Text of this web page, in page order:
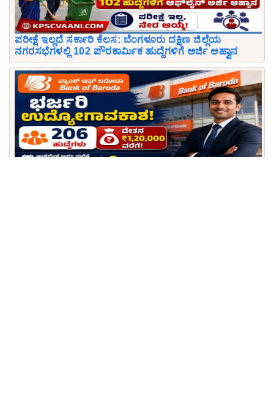
ಪರೀಕ್ಷೆ ಇಲ್ಲದೆ ಸರ್ಕಾರಿ ಕೆಲಸ: ಬೆಂಗಳೂರು ದಕ್ಷಿಣ ಜಿಲ್ಲೆಯ
ನಗರಸಭೆಗಳಲ್ಲಿ 102 ಪೌರಕಾರ್ಮಿಕ ಹುದ್ದೆಗಳಿಗೆ ಅರ್ಜಿ ಆಹ್ವಾನ